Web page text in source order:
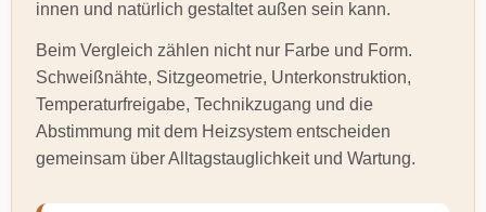
innen und natürlich gestaltet außen sein kann.
Beim Vergleich zählen nicht nur Farbe und Form.
Schweißnähte, Sitzgeometrie, Unterkonstruktion,
Temperaturfreigabe, Technikzugang und die
Abstimmung mit dem Heizsystem entscheiden
gemeinsam über Alltagstauglichkeit und Wartung.